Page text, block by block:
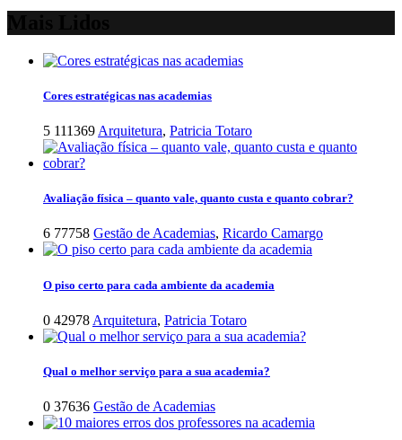
Cores estratégicas nas academias
5 111369 Arquitetura, Patricia Totaro
Avaliação física – quanto vale, quanto custa e quanto cobrar?
6 77758 Gestão de Academias, Ricardo Camargo
O piso certo para cada ambiente da academia
0 42978 Arquitetura, Patricia Totaro
Qual o melhor serviço para a sua academia?
0 37636 Gestão de Academias